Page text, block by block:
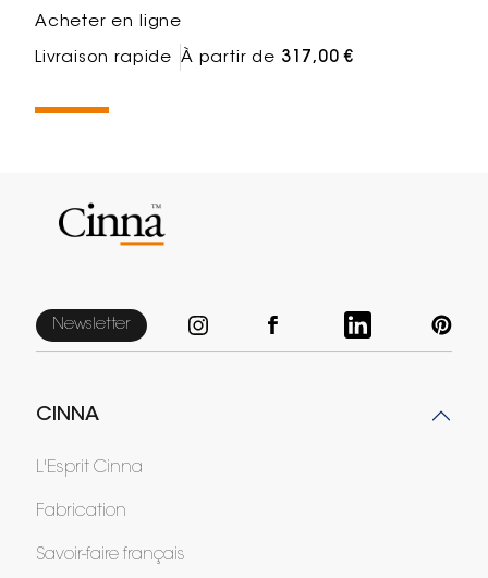
Acheter en ligne
Livraison rapide À partir de 317,00 €
Newsletter
CINNA
L'Esprit Cinna
Fabrication
Savoir-faire français